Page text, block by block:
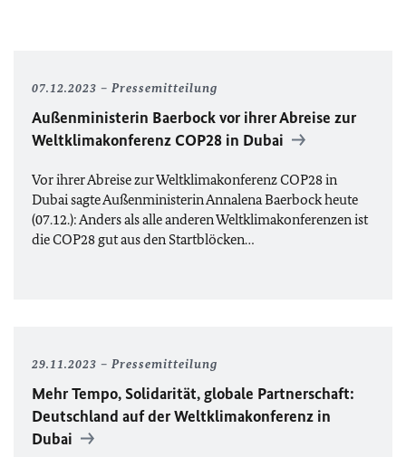
07.12.2023 Pressemitteilung
Außenministerin Baerbock vor ihrer Abreise zur
Weltklimakonferenz COP28 in Dubai
Vor ihrer Abreise zur WeltklimakonferenzCOP28in
Dubai sagte Außenministerin Annalena Baerbock heute
(07.12.): Anders als alle anderen Weltklimakonferenzen ist
die COP28 gut aus den Startblöcken…
29.11.2023 Pressemitteilung
Mehr Tempo, Solidarität, globale Partnerschaft:
Deutschland auf der Weltklimakonferenz in
Dubai